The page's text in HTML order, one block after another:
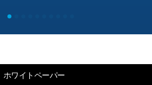
ホワイトペーパー